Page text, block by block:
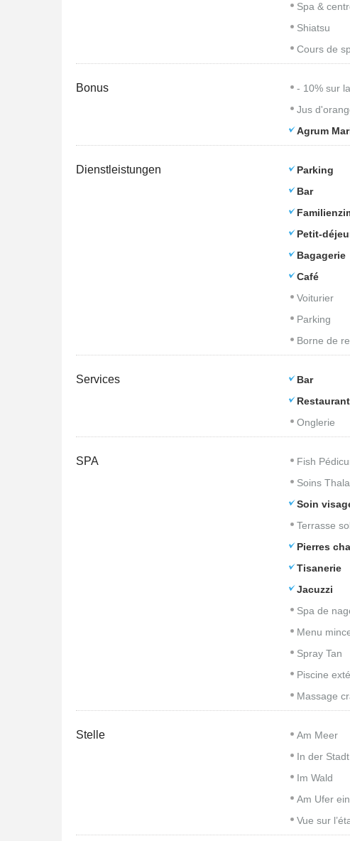
Spa &
Shiatsu
Cours de
Bonus - 10% sur
Jus
Agrum
Dienstleistungen Parking
Bar
Petit-
Bagagerie
Café
Voiturier
Parking
Borne de
Services Bar
Restaurant
Onglerie
SPA Fish
Soins
Soin
Terrasse
Pierres
Tisanerie
Jacuzzi
Spa de
Menu
Spray Tan
Piscine
Massage
Stelle Am Meer
In der Stadt
Im Wald
Am Ufer
Vue sur